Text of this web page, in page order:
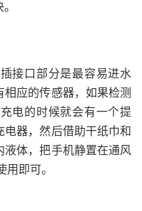
接口部分是最容易进水
应的传感器，如果检测
电的时候就会有一个提
器，然后借助干纸巾和
液体，把手机静置在通风
即可。